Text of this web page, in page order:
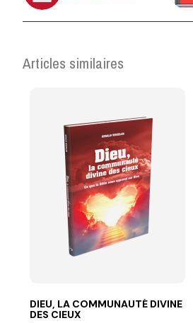
Articles similaires
DIEU, LA COMMUNAUTÉ DIVINE
DES CIEUX